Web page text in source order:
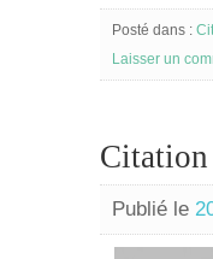
Posté dans :
Laisser un
Publié le